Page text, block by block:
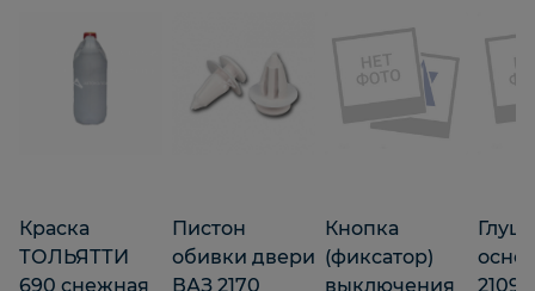
Краска
ТОЛЬЯТТИ
690 снежная
Пистон
обивки двери
ВАЗ 2170
Кнопка
(фиксатор)
выключения
21099